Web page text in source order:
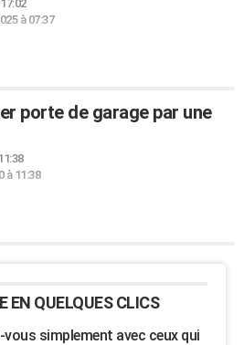
à 07:37
porte de garage par une
à 11:38
EN QUELQUES CLICS
simplement avec ceux qui